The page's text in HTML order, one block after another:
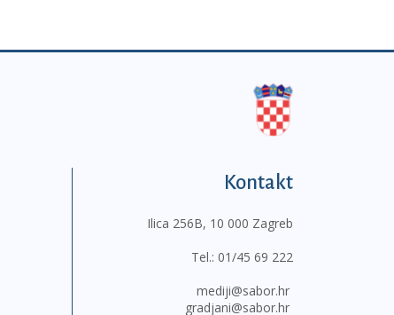
Kontakt
Ilica 256B, 10 000 Zagreb
Tel.: 01/45 69 222
mediji@sabor.hr
gradjani@sabor.hr